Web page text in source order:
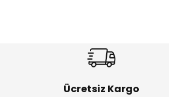
Ücretsiz Kargo